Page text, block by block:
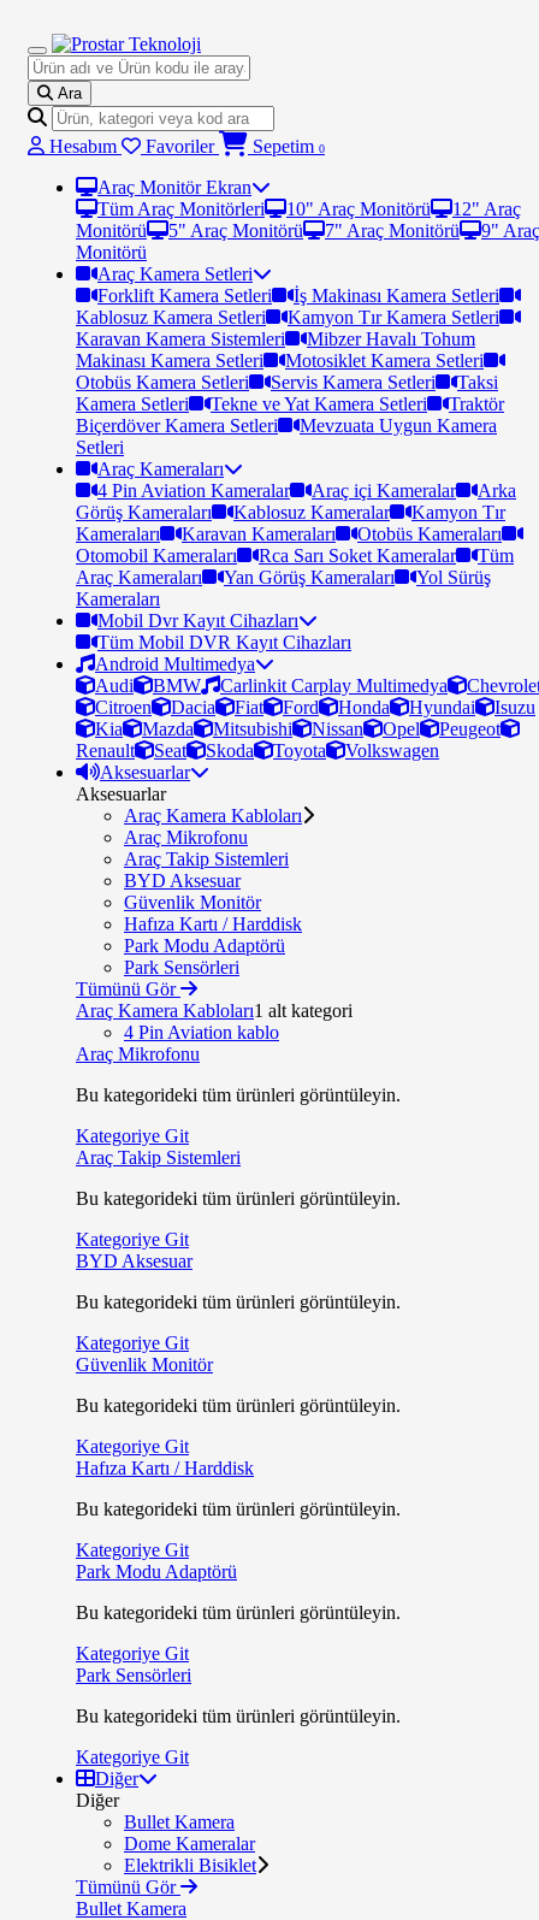
Ara
Hesabım Favoriler Sepetim 0
Araç Monitör Ekran
Tüm Araç Monitörleri
10" Araç Monitörü
12" Araç
Monitörü
5" Araç Monitörü 7" Araç Monitörü
9" Araç
Monitörü
Araç Kamera Setleri
Forklift Kamera Setleri
İş Makinası Kamera Setleri
Kablosuz Kamera Setleri
Kamyon Tır Kamera Setleri
Karavan Kamera Sistemleri
Mibzer Havalı Tohum
Makinası Kamera Setleri
Motosiklet Kamera Setleri
Otobüs Kamera Setleri
Servis Kamera Setleri
Taksi
Kamera Setleri
Tekne ve Yat Kamera Setleri
Traktör
Biçerdöver Kamera Setleri
Mevzuata Uygun Kamera
Setleri
Araç Kameraları
4 Pin Aviation Kameralar
Araç içi Kameralar
Arka
Görüş Kameraları
Kablosuz Kameralar
Kamyon Tır
Kameraları
Karavan Kameraları
Otobüs Kameraları
Otomobil Kameraları
Rca Sarı Soket Kameralar
Tüm
Araç Kameraları
Yan Görüş Kameraları
Yol Sürüş
Kameraları
Mobil Dvr Kayıt Cihazları
Tüm Mobil DVR Kayıt Cihazları
Android Multimedya
Audi
BMW Carlinkit Carplay Multimedya
Citroen
Dacia Fiat Ford Honda Hyundai
Isuzu
Kia
Mazda Mitsubishi Nissan Opel
Peugeot
Renault
Seat Skoda Toyota
Volkswagen
Aksesuarlar
Aksesuarlar
Araç Kamera Kabloları
Araç Mikrofonu
Araç Takip Sistemleri
BYD Aksesuar
Güvenlik Monitör
Hafıza Kartı / Harddisk
Park Modu Adaptörü
Park Sensörleri
Tümünü Gör
Araç Kamera Kabloları1 alt kategori
4 Pin Aviation kablo
Araç Mikrofonu
Bu kategorideki tüm ürünleri görüntüleyin.
Kategoriye Git
Araç Takip Sistemleri
Bu kategorideki tüm ürünleri görüntüleyin.
Kategoriye Git
BYD Aksesuar
Bu kategorideki tüm ürünleri görüntüleyin.
Kategoriye Git
Güvenlik Monitör
Bu kategorideki tüm ürünleri görüntüleyin.
Kategoriye Git
Hafıza Kartı / Harddisk
Bu kategorideki tüm ürünleri görüntüleyin.
Kategoriye Git
Park Modu Adaptörü
Bu kategorideki tüm ürünleri görüntüleyin.
Kategoriye Git
Park Sensörleri
Bu kategorideki tüm ürünleri görüntüleyin.
Kategoriye Git
Diğer
Diğer
Bullet Kamera
Dome Kameralar
Elektrikli Bisiklet
Tümünü Gör
Bullet Kamera